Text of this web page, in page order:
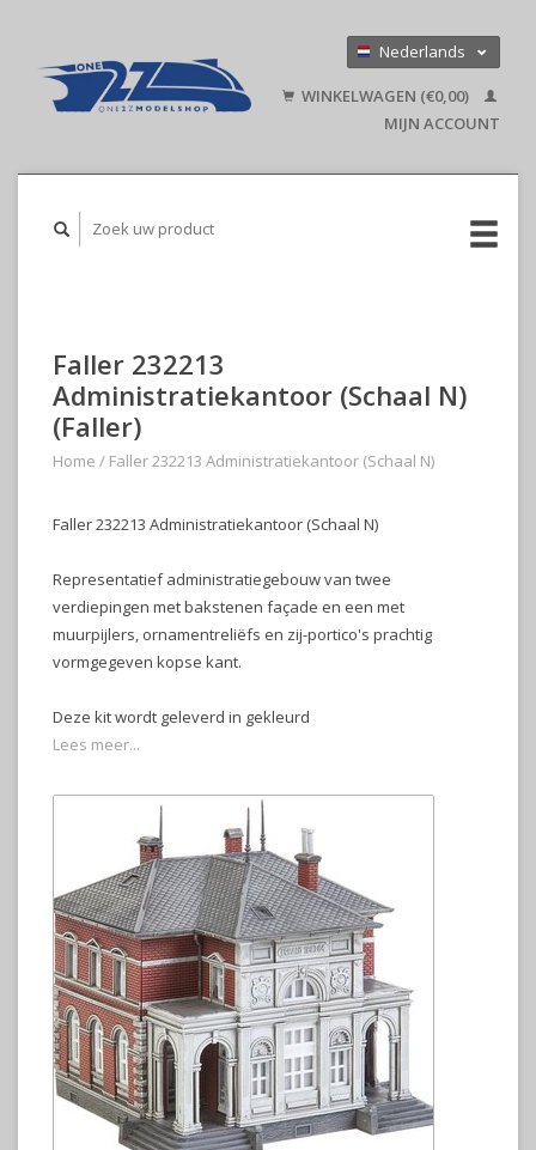
Nederlands
English
WINKELWAGEN (€0,00)
MIJN ACCOUNT
Faller 232213
Administratiekantoor (Schaal N)
(Faller)
Home / Faller 232213 Administratiekantoor (Schaal N)
Faller 232213 Administratiekantoor (Schaal N)
Representatief administratiegebouw van twee
verdiepingen met bakstenen façade en een met
muurpijlers, ornamentreliëfs en zij-portico's prachtig
vormgegeven kopse kant.
Deze kit wordt geleverd in gekleurd
Lees meer...